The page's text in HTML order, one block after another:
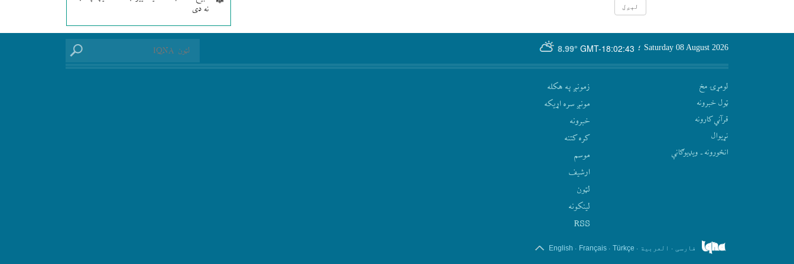
نه دی
GMT-18:02:43
8.99° Saturday 08 August 2026 ؛
لومړۍ مخ
ټول خبرونه
قرآني کارونه
نړيوال
انځورونه ـ ویډیوګانې
زمونږ په هکله
مونږ سره اړيکه
‫خبرونه
کره کتنه
موسم
ارشيف
لټون
لينکونه
RSS
فارسی . العربیة .
Türkçe
.
Français
.
English